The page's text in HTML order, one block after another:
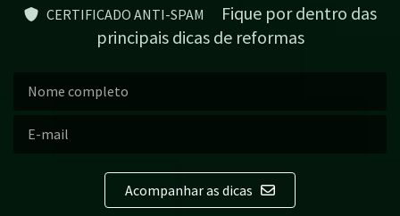
CERTIFICADO ANTI-SPAM
Fique por dentro das
principais dicas de reformas
Acompanhar as dicas